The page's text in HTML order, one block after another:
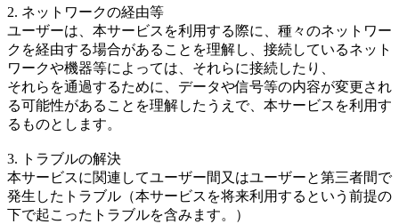
2. ネットワークの経由等
ユーザーは、本サービスを利用する際に、種々のネットワー
クを経由する場合があることを理解し、接続しているネット
ワークや機器等によっては、それらに接続したり、
それらを通過するために、データや信号等の内容が変更され
る可能性があることを理解したうえで、本サービスを利用す
るものとします。
3. トラブルの解決
本サービスに関連してユーザー間又はユーザーと第三者間で
発生したトラブル（本サービスを将来利用するという前提の
下で起こったトラブルを含みます。）